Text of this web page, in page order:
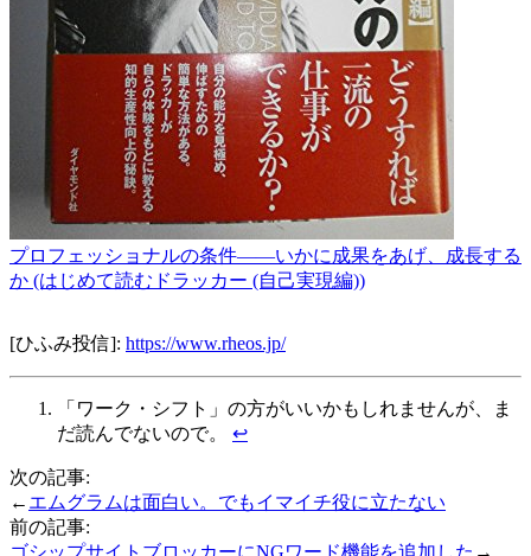
プロフェッショナルの条件――いかに成果をあげ、成長する
か (はじめて読むドラッカー (自己実現編))
[ひふみ投信]: https://www.rheos.jp/
「ワーク・シフト」の方がいいかもしれませんが、ま
だ読んでないので。 ↩︎
次の記事:
← エムグラムは面白い。でもイマイチ役に立たない
前の記事: